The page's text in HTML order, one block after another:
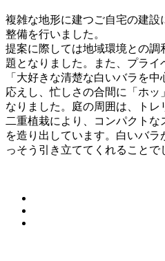
複雑な地形に建つご自宅の建
整備を行いました。
提案に際しては地域環境との
題となりました。また、プライ
「大好きな清楚な白いバラを
応えし、忙しさの合間に「ホッ
なりました。庭の周囲は、トレ
二重植栽により、コンパクトな
を造り出しています。白いバ
っそう引き立ててくれることで